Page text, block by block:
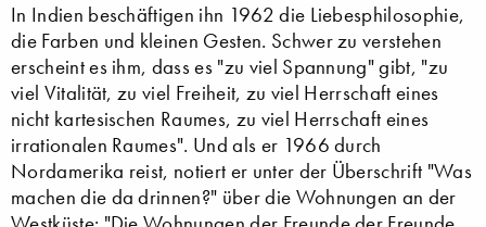
In Indien beschäftigen ihn 1962 die Liebesphilosophie,
die Farben und kleinen Gesten. Schwer zu verstehen
erscheint es ihm, dass es "zu viel Spannung" gibt, "zu
viel Vitalität, zu viel Freiheit, zu viel Herrschaft eines
nicht kartesischen Raumes, zu viel Herrschaft eines
irrationalen Raumes". Und als er 1966 durch
Nordamerika reist, notiert er unter der Überschrift "Was
machen die da drinnen?" über die Wohnungen an der